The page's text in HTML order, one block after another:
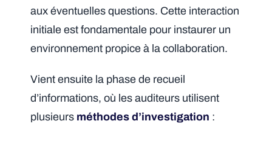
aux éventuelles questions. Cette interaction
initiale est fondamentale pour instaurer un
environnement propice à la collaboration.
Vient ensuite la phase de recueil
d’informations, où les auditeurs utilisent
plusieurs méthodes d’investigation :